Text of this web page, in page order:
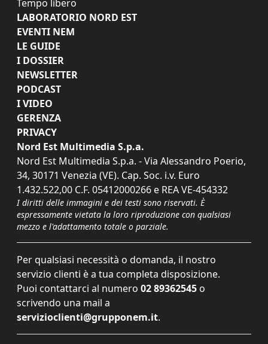
Tempo libero
LABORATORIO NORD EST
EVENTI NEM
LE GUIDE
I DOSSIER
NEWSLETTER
PODCAST
I VIDEO
GERENZA
PRIVACY
Nord Est Multimedia S.p.a.
Nord Est Multimedia S.p.a. - Via Alessandro Poerio,
34, 30171 Venezia (VE). Cap. Soc. i.v. Euro
1.432.522,00 C.F. 05412000266 e REA VE-454332
I diritti delle immagini e dei testi sono riservati. È
espressamente vietata la loro riproduzione con qualsiasi
mezzo e l'adattamento totale o parziale.
Per qualsiasi necessità o domanda, il nostro
servizio clienti è a tua completa disposizione.
Puoi contattarci al numero 02 89362545 o
scrivendo una mail a
servizioclienti@grupponem.it.